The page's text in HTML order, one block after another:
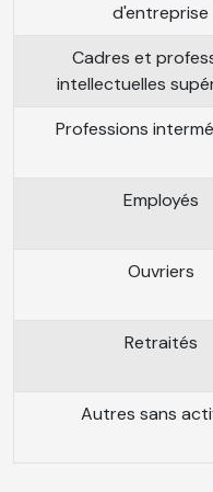
d'entreprise
Cadres et
intellectuelles
Professions
Employés
Ouvriers
Retraités
Autres sans